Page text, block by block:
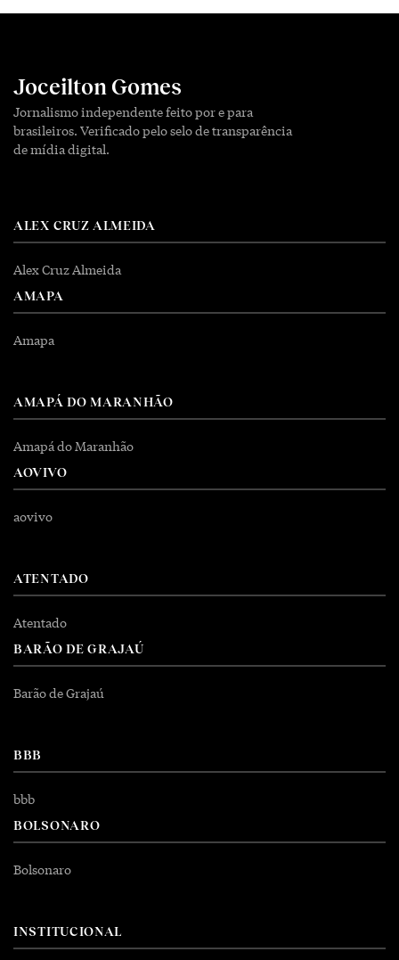
Joceilton Gomes
Jornalismo independente feito por e para
brasileiros. Verificado pelo selo de transparência
de mídia digital.
ALEX CRUZ ALMEIDA
Alex Cruz Almeida
AMAPA
Amapa
AMAPÁ DO MARANHÃO
Amapá do Maranhão
AOVIVO
aovivo
ATENTADO
Atentado
BARÃO DE GRAJAÚ
Barão de Grajaú
BBB
bbb
BOLSONARO
Bolsonaro
INSTITUCIONAL